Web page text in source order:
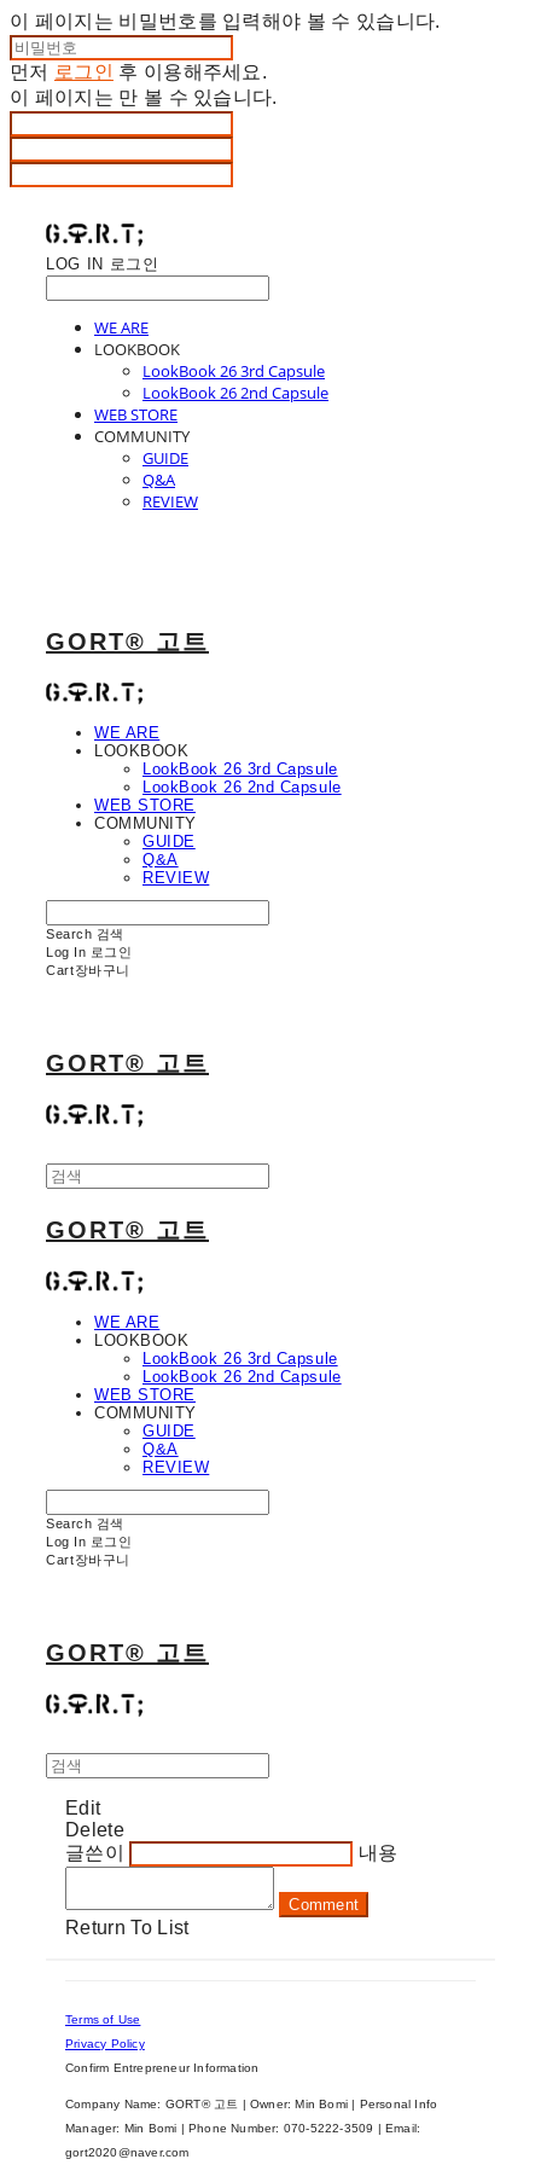
이 페이지는 비밀번호를 입력해야 볼 수 있습니다.
먼저 로그인 후 이용해주세요.
이 페이지는 만 볼 수 있습니다.
LOG IN 로그인
WE ARE
LOOKBOOK
LookBook 26 3rd Capsule
LookBook 26 2nd Capsule
WEB STORE
COMMUNITY
GUIDE
Q&A
REVIEW
GORT® 고트
WE ARE
LOOKBOOK
LookBook 26 3rd Capsule
LookBook 26 2nd Capsule
WEB STORE
COMMUNITY
GUIDE
Q&A
REVIEW
Search 검색
Log In 로그인
Cart장바구니
GORT® 고트
GORT® 고트
WE ARE
LOOKBOOK
LookBook 26 3rd Capsule
LookBook 26 2nd Capsule
WEB STORE
COMMUNITY
GUIDE
Q&A
REVIEW
Search 검색
Log In 로그인
Cart장바구니
GORT® 고트
Edit
Delete
글쓴이
내용
Comment
Return To List
Terms of Use
Privacy Policy
Confirm Entrepreneur Information
Company Name: GORT® 고트 | Owner: Min Bomi | Personal Info
Manager: Min Bomi | Phone Number: 070-5222-3509 | Email:
gort2020@naver.com